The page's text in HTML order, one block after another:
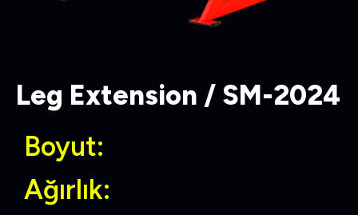
Leg Extension / SM-2024
Boyut:
Ağırlık: